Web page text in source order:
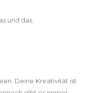
und das.
Deine Kreativität ist